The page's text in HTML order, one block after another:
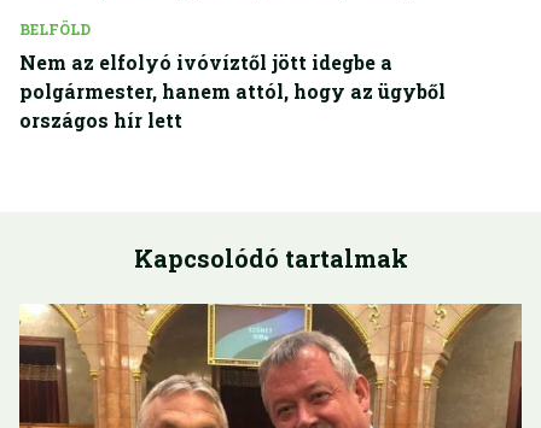
BELFÖLD
Nem az elfolyó ivóvíztől jött idegbe a
polgármester, hanem attól, hogy az ügyből
országos hír lett
Kapcsolódó tartalmak